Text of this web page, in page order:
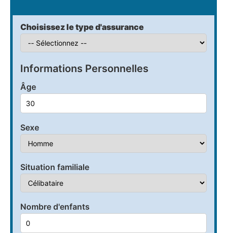
Choisissez le type d'assurance
Informations Personnelles
Âge
Sexe
Situation familiale
Nombre d'enfants